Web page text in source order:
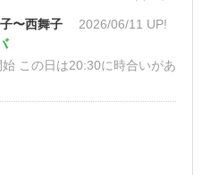
〜西舞子 2026/06/11 UP!
この日は20:30に時合いがあ